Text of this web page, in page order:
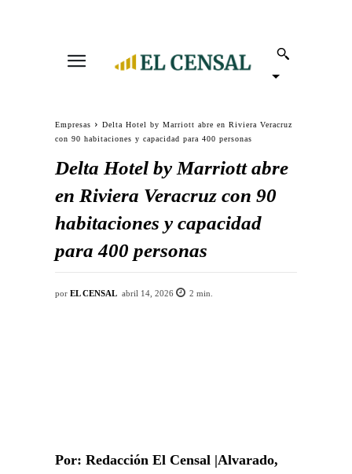
Empresas
Delta Hotel by Marriott abre en Riviera Veracruz
con 90 habitaciones y capacidad para 400 personas
Delta Hotel by Marriott abre
en Riviera Veracruz con 90
habitaciones y capacidad
para 400 personas
por EL CENSAL abril 14, 2026 2 min.
Por: Redacción El Censal |Alvarado,